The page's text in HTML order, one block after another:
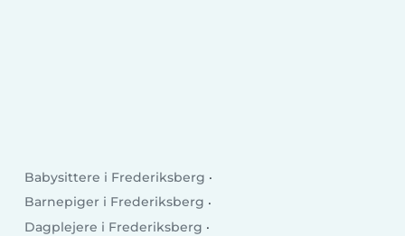
Babysittere i Frederiksberg
Barnepiger i Frederiksberg
Dagplejere i Frederiksberg